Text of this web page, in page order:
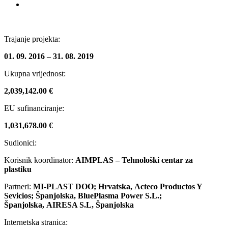
Trajanje projekta:
01. 09. 2016 – 31. 08. 2019
Ukupna vrijednost:
2,039,142.00 €
EU sufinanciranje:
1,031,678.00 €
Sudionici:
Korisnik koordinator: AIMPLAS – Tehnološki centar za
plastiku
Partneri: MI-PLAST DOO; Hrvatska, Acteco Productos Y
Sevicios; Španjolska, BluePlasma Power S.L.;
Španjolska, AIRESA S.L, Španjolska
Internetska stranica: